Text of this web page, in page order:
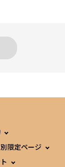
限定ページ